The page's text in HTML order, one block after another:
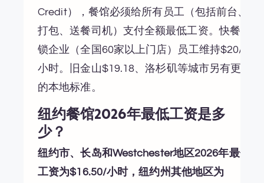
Credit），餐馆必须给所有员工（包括前台、
打包、送餐司机）支付全额最低工资。快餐连
锁企业（全国60家以上门店）员工维持$20/
小时。旧金山$19.18、洛杉矶等城市另有更高
的本地标准。
纽约餐馆2026年最低工资是多
少？
纽约市、长岛和Westchester地区2026年最低
工资为$16.50/小时，纽约州其他地区为